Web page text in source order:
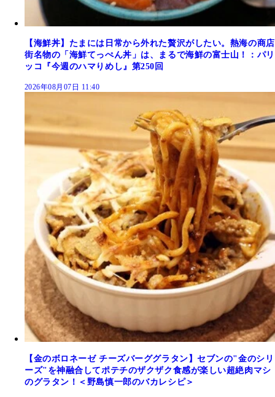
【海鮮丼】たまには日常から外れた贅沢がしたい。熱海の商店
街名物の「海鮮てっぺん丼」は、まるで海鮮の富士山！：パリ
ッコ『今週のハマりめし』第250回
2026年08月07日 11:40
【金のボロネーゼ チーズバーググラタン】セブンの"金のシリ
ーズ"を神融合してポテチのザクザク食感が楽しい超絶肉マシ
のグラタン！＜野島慎一郎のバカレシピ＞